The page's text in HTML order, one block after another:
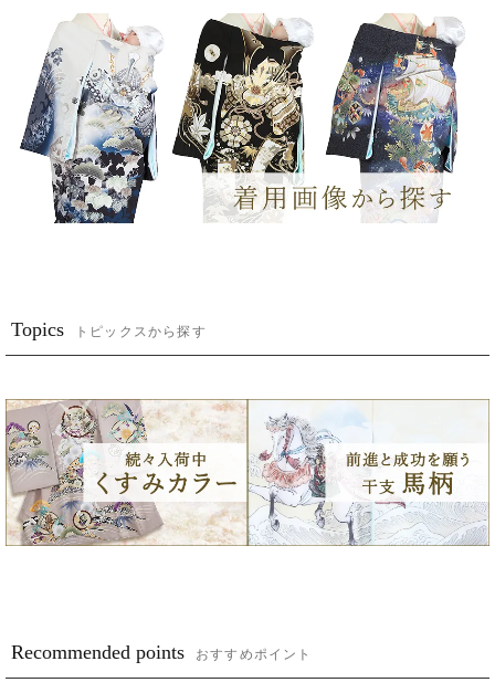
Topics トピックスから探す
Recommended points おすすめポイント